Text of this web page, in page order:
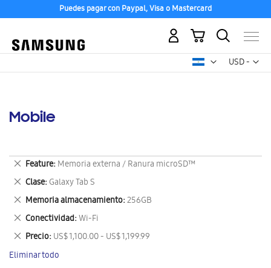
Puedes pagar con Paypal, Visa o Mastercard
USD -
dólar
Mi carrito
Mobile
Feature Memoria externa / Ranura microSD™
Eliminar
este
artículo
Clase Galaxy Tab S
Eliminar
este
artículo
Memoria almacenamiento 256GB
Eliminar
este
artículo
Conectividad Wi-Fi
Eliminar
este
artículo
Precio US$ 1,100.00 - US$ 1,199.99
Eliminar
este
artículo
Eliminar todo